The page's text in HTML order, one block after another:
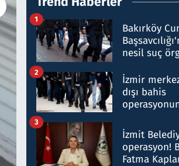
Bakırköy
nesil suç
hakkında
1
İzmir
dışı bahis
Milyar liralık
trafiği
2
İzmit
operasyon!
Fatma
3